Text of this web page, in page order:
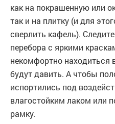
как на покрашенную или
так и на плитку (и для
сверлить кафель).
перебора с яркими
некомфортно находиться
будут давить. А чтобы
испортились под
влагостойким лаком или
рамку.